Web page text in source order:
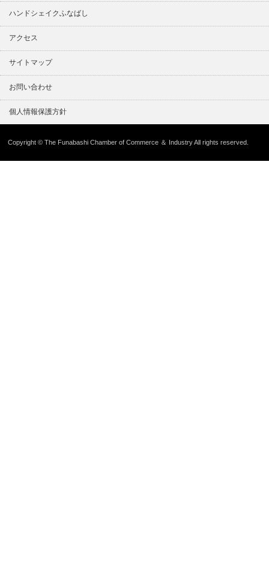
ハンドシェイクふなばし
アクセス
サイトマップ
お問い合わせ
個人情報保護方針
Copyright © The Funabashi Chamber of Commerce ＆ Industry All rights reserved.